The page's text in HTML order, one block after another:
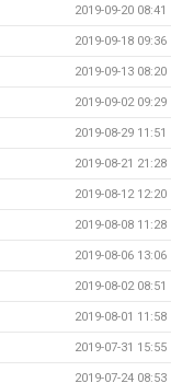
2019-09-20 08:41
2019-09-18 09:36
2019-09-13 08:20
2019-09-02 09:29
2019-08-29 11:51
2019-08-21 21:28
2019-08-12 12:20
2019-08-08 11:28
2019-08-06 13:06
2019-08-02 08:51
2019-08-01 11:58
2019-07-31 15:55
2019-07-24 08:53